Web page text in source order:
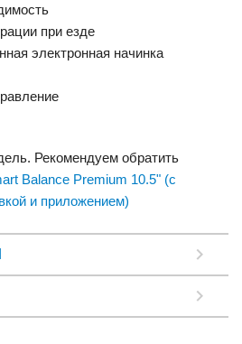
при езде
электронная начинка
Рекомендуем обратить
Balance Premium 10.5" (с
и приложением)